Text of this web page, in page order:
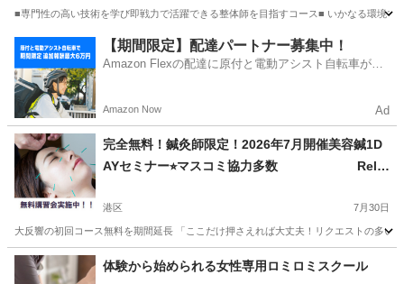
■専門性の高い技術を学び即戦力で活躍できる整体師を目指すコース■ いかなる環境
整体
【期間限定】配達パートナー募集中！
Amazon Flexの配達に原付と電動アシスト自転車が登
Amazon Now Ad
完全無料！鍼灸師限定！2026年7月開催美容鍼1D
AYセミナー⭐︎マスコミ協力多数 Relie
港区 7月30日
大反響の初回コース無料を期間延長 「ここだけ押さえれば大丈夫！リクエストの多
東京 港区 マッサージ 小顔
体験から始められる女性専用ロミロミスクール